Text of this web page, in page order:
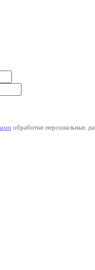
обработки персональных